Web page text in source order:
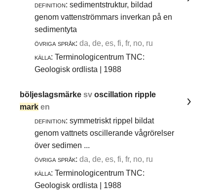
definition: sedimentstruktur, bildad
genom vattenströmmars inverkan på en
sedimentyta
övriga språk: da, de, es, fi, fr, no, ru
källa: Terminologicentrum TNC:
Geologisk ordlista | 1988
böljeslagsmärkesvoscillation ripple
mark en
definition: symmetriskt rippel bildat
genom vattnets oscillerande vågrörelser
över sedimen ...
övriga språk: da, de, es, fi, fr, no, ru
källa: Terminologicentrum TNC:
Geologisk ordlista | 1988